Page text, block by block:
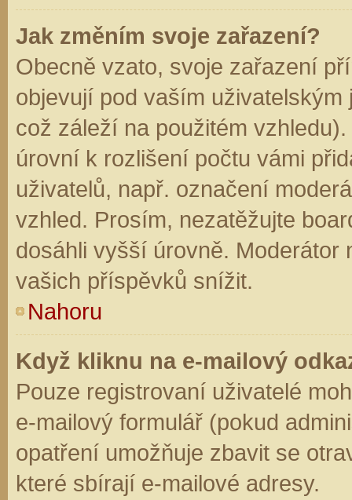
Jak změním svoje zařazení?
Obecně vzato, svoje zařazení
objevují pod vaším
což záleží na použitém
úrovní k rozlišení počtu vámi
uživatelů, např. označení
vzhled. Prosím, nezatěžujte
dosáhli vyšší úrovně. Moderátor
vašich příspěvků snížit.
Nahoru
Když kliknu na e-mailový
Pouze registrovaní uživatelé
e-mailový formulář (pokud
opatření umožňuje zbavit se
které sbírají e-mailové adresy.